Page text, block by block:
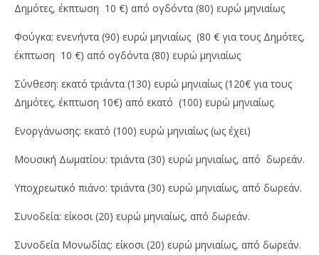
Δημότες, έκπτωση 10 €) από ογδόντα (80) ευρώ μηνιαίως
Φούγκα: ενενήντα (90) ευρώ μηνιαίως (80 € για τους Δημότες,
έκπτωση 10 €) από ογδόντα (80) ευρώ μηνιαίως
Σύνθεση: εκατό τριάντα (130) ευρώ μηνιαίως (120€ για τους
Δημότες, έκπτωση 10€) από εκατό (100) ευρώ μηνιαίως.
Ενοργάνωσης: εκατό (100) ευρώ μηνιαίως (ως έχει)
Μουσική Δωματίου: τριάντα (30) ευρώ μηνιαίως, από δωρεάν.
Υποχρεωτικό πιάνο: τριάντα (30) ευρώ μηνιαίως, από δωρεάν.
Συνοδεία: είκοσι (20) ευρώ μηνιαίως, από δωρεάν.
Συνοδεία Μονωδίας: είκοσι (20) ευρώ μηνιαίως, από δωρεάν.